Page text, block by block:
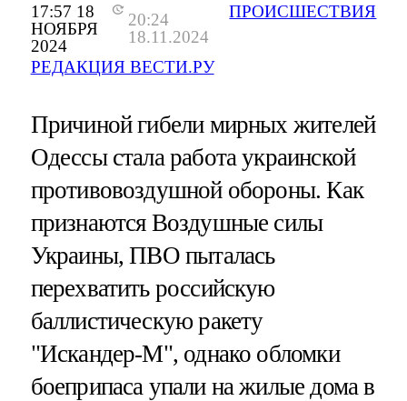
17:57 18
НОЯБРЯ
2024
20:24
18.11.2024
РЕДАКЦИЯ ВЕСТИ.РУ
ПРОИСШЕСТВИЯ
Причиной гибели мирных жителей
Одессы стала работа украинской
противовоздушной обороны. Как
признаются Воздушные силы
Украины, ПВО пыталась
перехватить российскую
баллистическую ракету
"Искандер-М", однако обломки
боеприпаса упали на жилые дома в